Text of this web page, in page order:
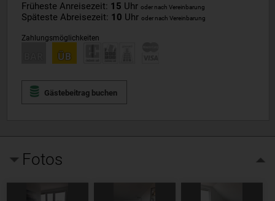
Früheste Anreisezeit: 15 Uhr oder nach Vereinbarung
Späteste Abreisezeit: 10 Uhr oder nach Vereinbarung
Zahlungsmöglichkeiten
Gästebeitrag buchen
Fotos